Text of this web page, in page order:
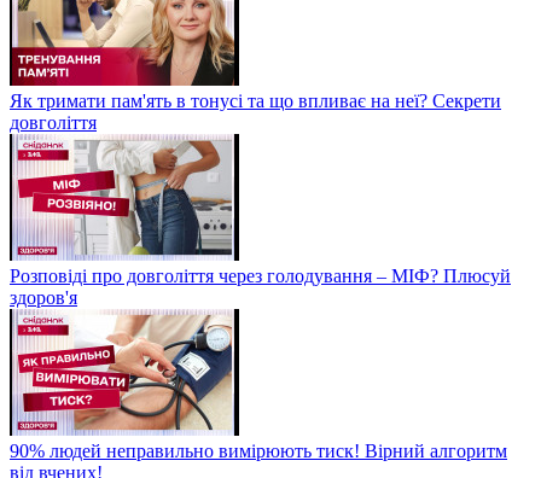
Як тримати пам'ять в тонусі та що впливає на неї? Секрети
довголіття
Розповіді про довголіття через голодування – МІФ? Плюсуй
здоров'я
90% людей неправильно вимірюють тиск! Вірний алгоритм
від вчених!